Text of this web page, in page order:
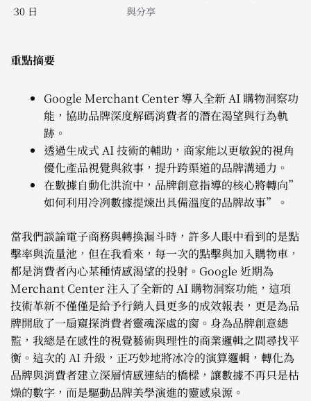
30 日
與分享
重點摘要
Google Merchant Center 導入全新 AI 購物洞察功
能，協助品牌深度解碼消費者的潛在渴望與行為軌
跡。
透過生成式 AI 技術的輔助，商家能以更敏銳的視角
優化產品視覺與敘事，提升跨渠道的品牌溝通力。
在數據自動化洪流中，品牌創意指導的核心將轉向”
如何利用冷冽數據提煉出具備溫度的品牌故事”。
當我們談論電子商務與轉換漏斗時，許多人眼中看到的是點
擊率與流量池，但在我看來，每一次的點擊與加入購物車，
都是消費者內心某種情感渴望的投射。Google 近期為
Merchant Center 注入了全新的 AI 購物洞察功能，這項
技術革新不僅僅是給予行銷人員更多的成效報表，更是為品
牌開啟了一扇窺探消費者靈魂深處的窗。身為品牌創意總
監，我總是在感性的視覺藝術與理性的商業邏輯之間尋找平
衡。這次的 AI 升級，正巧妙地將冰冷的演算邏輯，轉化為
品牌與消費者建立深層情感連結的橋樑，讓數據不再只是枯
燥的數字，而是驅動品牌美學演進的靈感泉源。